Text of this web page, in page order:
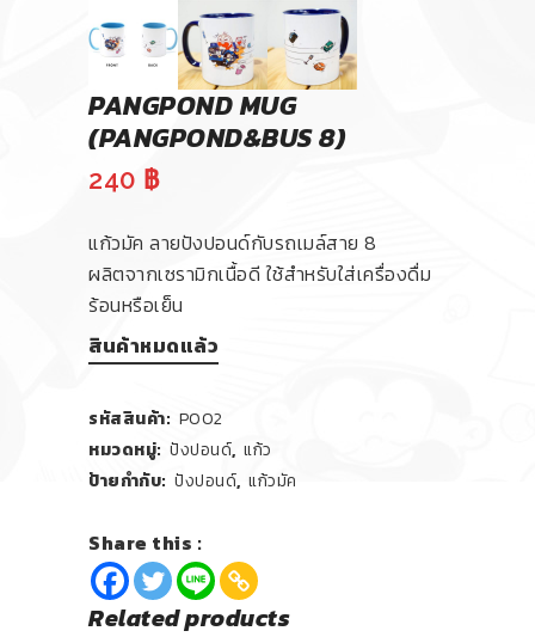
PANGPOND MUG
(PANGPOND&BUS 8)
240 ฿
แก้วมัค ลายปังปอนด์กับรถเมล์สาย 8
ผลิตจากเซรามิกเนื้อดี ใช้สำหรับใส่เครื่องดื่ม
ร้อนหรือเย็น
สินค้าหมดแล้ว
รหัสสินค้า: P002
หมวดหมู่: ปังปอนด์, แก้ว
ป้ายกำกับ: ปังปอนด์, แก้วมัค
Share this :
Related products